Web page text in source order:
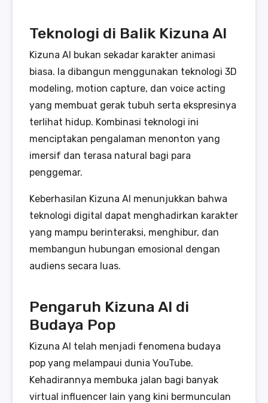
Teknologi di Balik Kizuna AI
Kizuna AI bukan sekadar karakter animasi
biasa. Ia dibangun menggunakan teknologi 3D
modeling, motion capture, dan voice acting
yang membuat gerak tubuh serta ekspresinya
terlihat hidup. Kombinasi teknologi ini
menciptakan pengalaman menonton yang
imersif dan terasa natural bagi para
penggemar.
Keberhasilan Kizuna AI menunjukkan bahwa
teknologi digital dapat menghadirkan karakter
yang mampu berinteraksi, menghibur, dan
membangun hubungan emosional dengan
audiens secara luas.
Pengaruh Kizuna AI di
Budaya Pop
Kizuna AI telah menjadi fenomena budaya
pop yang melampaui dunia YouTube.
Kehadirannya membuka jalan bagi banyak
virtual influencer lain yang kini bermunculan